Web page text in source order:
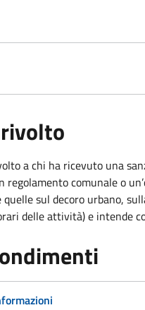
a chi ha ricevuto una
regolamento comunale o
quelle sul decoro urbano,
delle attività) e intende